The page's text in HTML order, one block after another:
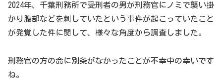
2024年、千葉刑務所で受刑者の男が刑務官にノミで襲い掛
かり腹部などを刺していたという事件が起こっていたこと
が発覚した件に関して、様々な角度から調査しました。
刑務官の方の命に別条がなかったことが不幸中の幸いです
ね。